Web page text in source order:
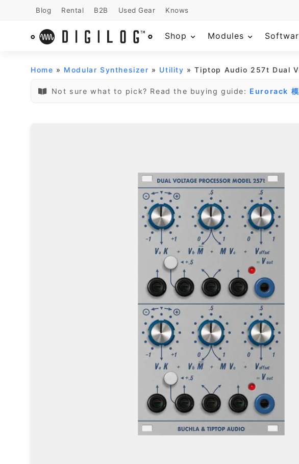
Blog Rental B2B Used Gear Knows
Shop Modules
Home » Modular Synthesizer » Utility » Tiptop Audio 257t Dual
Not sure what to pick? Read the buying guide: Eurorack 模